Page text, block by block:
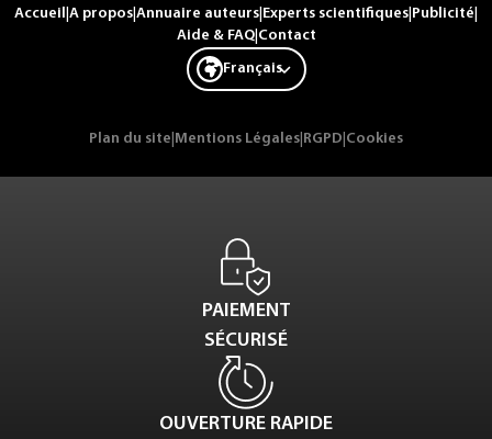
Accueil A propos Annuaire auteurs Experts scientifiques Publicité
Aide & FAQ| Contact
Français
Plan du site Mentions Légales RGPD Cookies
PAIEMENT
SÉCURISÉ
OUVERTURE RAPIDE